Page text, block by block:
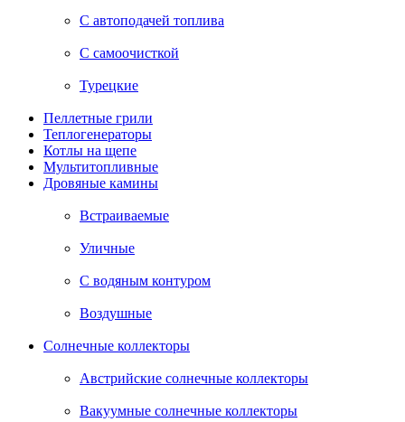
С автоподачей топлива
С самоочисткой
Турецкие
Пеллетные грили
Теплогенераторы
Котлы на щепе
Мультитопливные
Дровяные камины
Встраиваемые
Уличные
С водяным контуром
Воздушные
Солнечные коллекторы
Австрийские солнечные коллекторы
Вакуумные солнечные коллекторы